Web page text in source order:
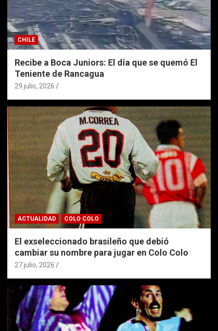
CHILE
Recibe a Boca Juniors: El día que se quemó El
Teniente de Rancagua
29 julio, 2026
ACTUALIDAD COLO COLO
El exseleccionado brasileño que debió
cambiar su nombre para jugar en Colo Colo
27 julio, 2026